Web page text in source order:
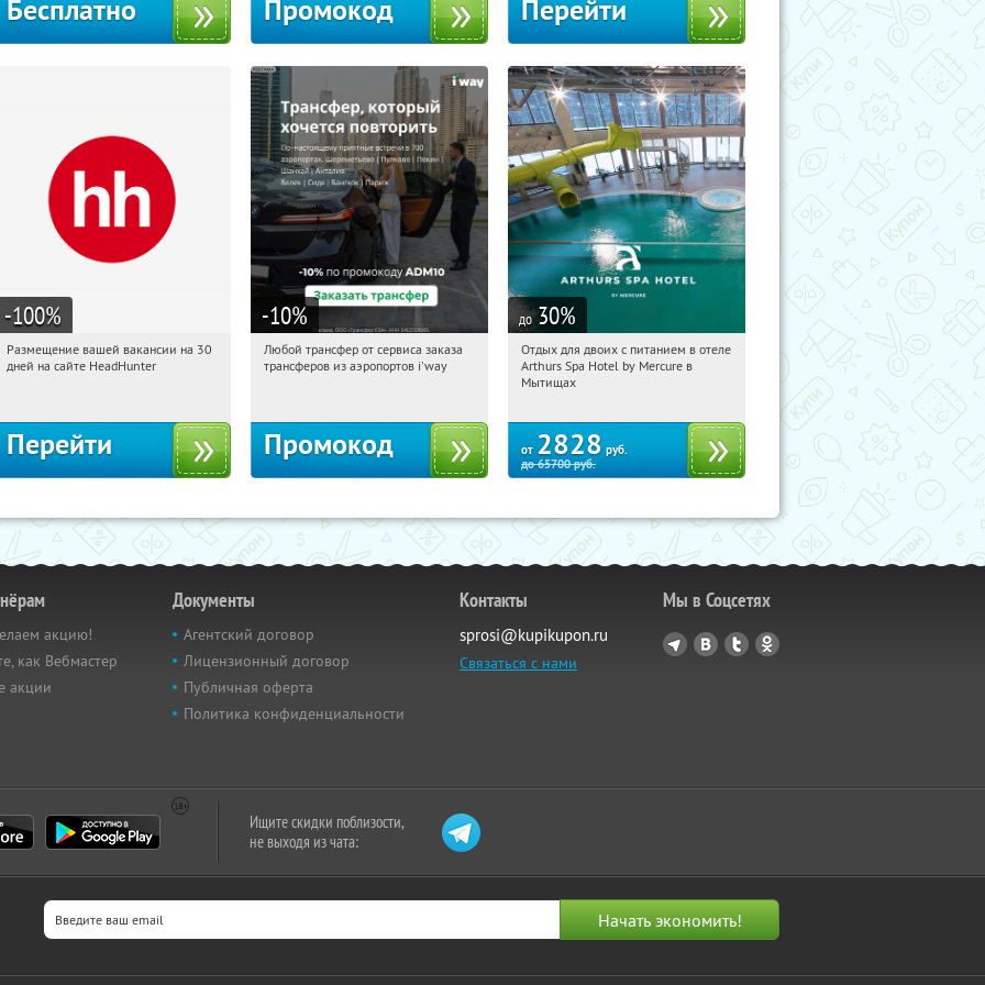
Бесплатно Промокод Перейти
-100%
11:46:32
Получи первым!
Размещение вашей вакансии на 30
дней на сайте HeadHunter
Перейти
-10%
11:46:32
Получи первым!
Любой трансфер от сервиса заказа
трансферов из аэропортов i'way
Промокод
до 30%
11:46:32
Купи первым!
Московская обл., г. Мытищи, д.
Отдых для двоих с питанием в отеле
Arthurs Spa Hotel by Mercure в
Мытищах
от 2828 руб.
до65700руб.
акцию!
как Вебмастер
акции
Документы
Агентский договор
Лицензионный договор
Публичная оферта
Политика конфиденциальности
Контакты
sprosi@kupikupon.ru
Связаться с нами
Мы в Соцсетях
Ищите скидки поблизости,
не выходя из чата: